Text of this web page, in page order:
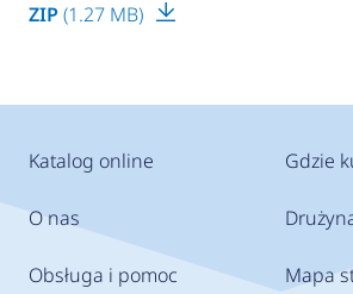
ZIP (1.27 MB)
Katalog online
O nas
Obsługa i pomoc
Gdzie
Mapa